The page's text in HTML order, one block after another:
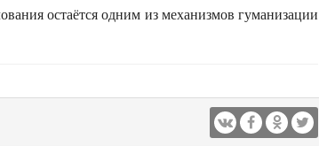
остаётся одним из механизмов гуманизации